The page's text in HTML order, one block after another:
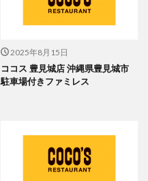
2025年8月15日
ココス 豊見城店 沖縄県豊見城市
駐車場付きファミレス